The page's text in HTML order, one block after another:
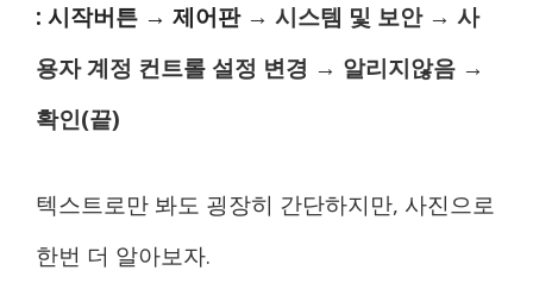
: 시작버튼 → 제어판 → 시스템 및 보안 → 사
용자 계정 컨트롤 설정 변경 → 알리지않음 →
확인(끝)
텍스트로만 봐도 굉장히 간단하지만, 사진으로
한번 더 알아보자.